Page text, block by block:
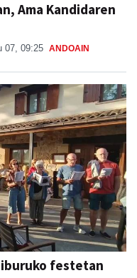
Ama Kandidaren
07, 09:25 ANDOAIN
festetan